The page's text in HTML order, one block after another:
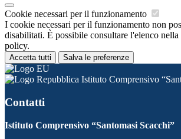
Cookie necessari per il funzionamento
I cookie necessari per il funzionamento non
disabilitati. È possibile consultare l'elenco
policy.
Accetta tutti Salva le preferenze
Istituto Comprensivo
Contatti
Istituto Comprensivo “Santomasi Scacchi”